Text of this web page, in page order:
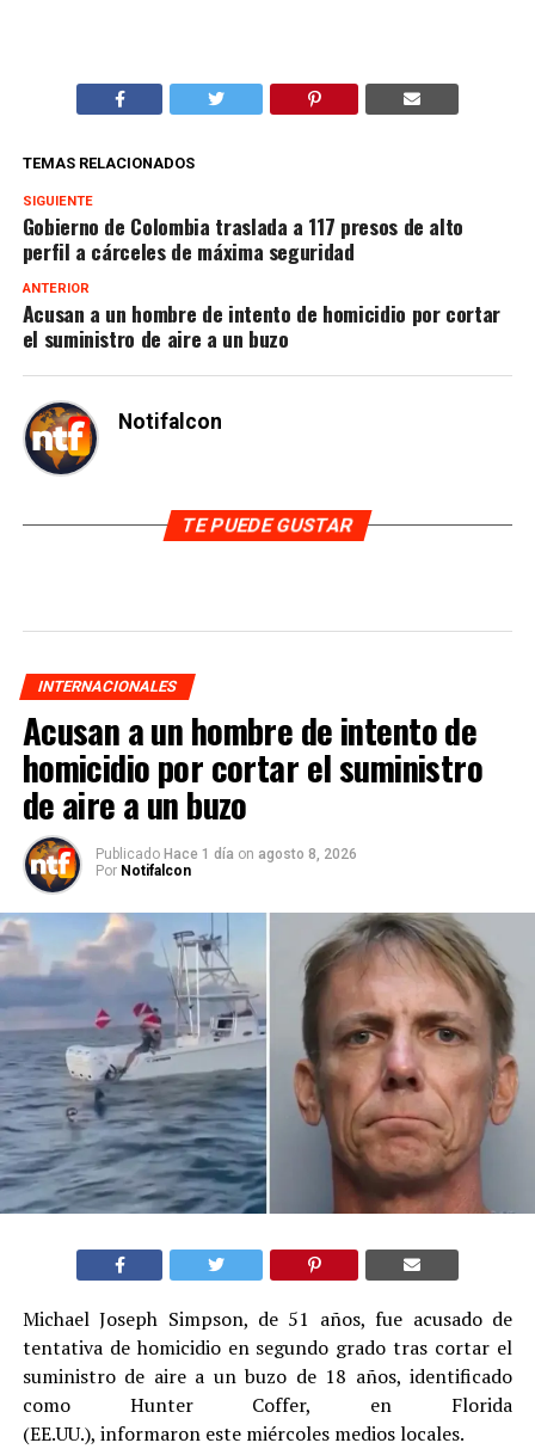
TEMAS RELACIONADOS
SIGUIENTE
Gobierno de Colombia traslada a 117 presos de alto
perfil a cárceles de máxima seguridad
ANTERIOR
Acusan a un hombre de intento de homicidio por cortar
el suministro de aire a un buzo
Notifalcon
TE PUEDE GUSTAR
INTERNACIONALES
Acusan a un hombre de intento de
homicidio por cortar el suministro
de aire a un buzo
Publicado Hace 1 día on agosto 8, 2026
Por Notifalcon
Michael Joseph Simpson, de 51 años, fue acusado de
tentativa de homicidio en segundo grado tras cortar el
suministro de aire a un buzo de 18 años, identificado
como Hunter Coffer, en Florida
(EE.UU.), informaron este miércoles medios locales.